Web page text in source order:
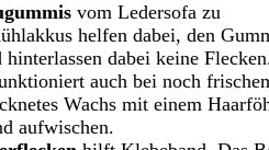
vom Ledersofa zu
helfen dabei, den
hinterlassen dabei keine
auch bei noch
Wachs mit einem
aufwischen.